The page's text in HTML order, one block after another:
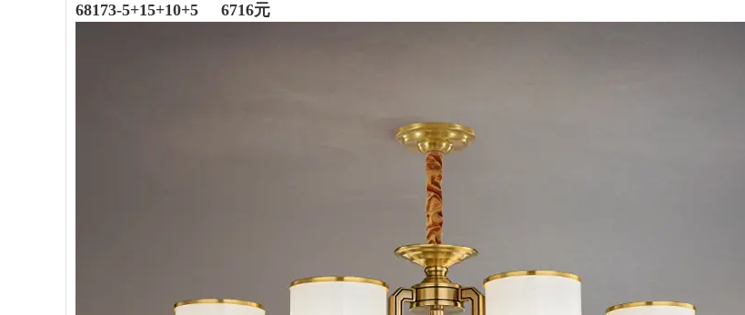
68173-5+15+10+5 6716元